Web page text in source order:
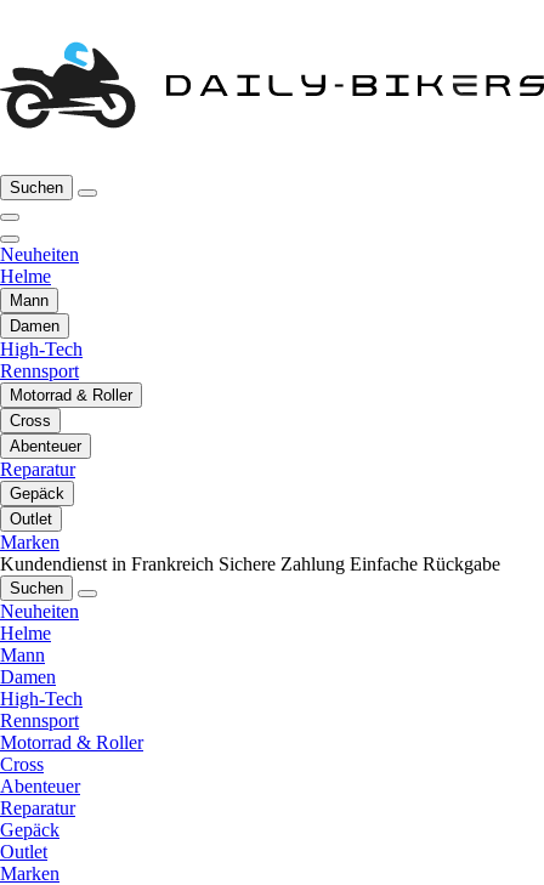
Suchen
Neuheiten
Helme
Mann
Damen
High-Tech
Rennsport
Motorrad & Roller
Cross
Abenteuer
Reparatur
Gepäck
Outlet
Marken
Kundendienst in Frankreich Sichere Zahlung Einfache Rückgabe
Suchen
Neuheiten
Helme
Mann
Damen
High-Tech
Rennsport
Motorrad & Roller
Cross
Abenteuer
Reparatur
Gepäck
Outlet
Marken